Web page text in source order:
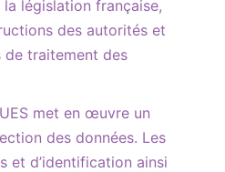
législation française,
des autorités et
de traitement des
met en œuvre un
des données. Les
et d’identification ainsi